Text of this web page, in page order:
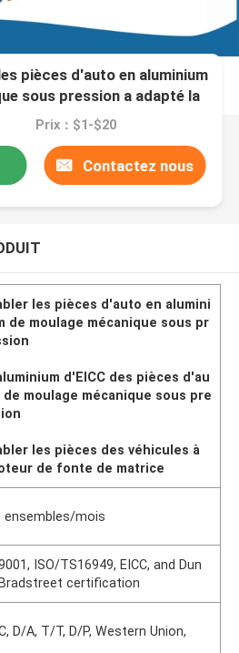
pièces d'auto en aluminium
sous pression a adapté la
du client
Prix：$1-$20
Contactez nous
les pièces d'auto en alumini
de moulage mécanique sous pr
d'EICC des pièces d'au
de moulage mécanique sous pre
les pièces des véhicules à
de fonte de matrice
ensembles/mois
ISO/TS16949, EICC, and Dun
certification
D/A, T/T, D/P, Western Union,